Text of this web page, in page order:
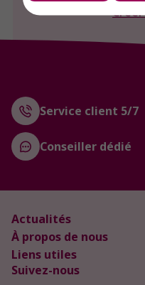
Service client 5/7
Conseiller dédié
Actualités
À propos de nous
Liens utiles
Suivez-nous